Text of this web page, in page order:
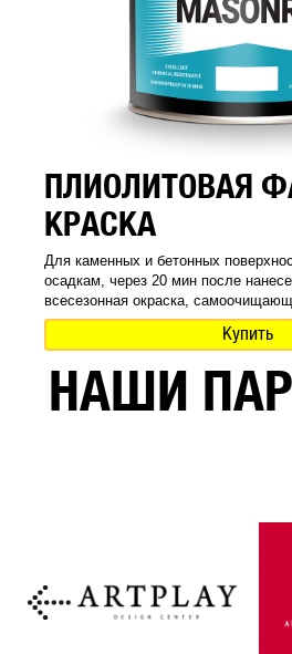
ПЛИОЛИТОВАЯ
КРАСКА
Для каменных и бетонных
осадкам, через 20 мин после
всесезонная окраска,
Купить
НАШИ